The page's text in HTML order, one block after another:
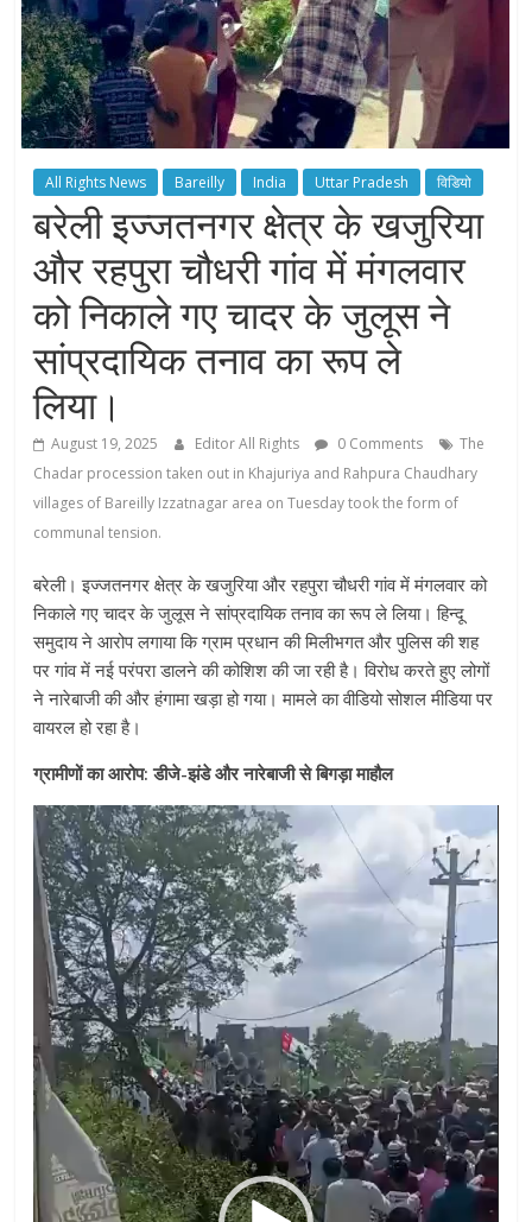
All Rights News Bareilly India Uttar Pradesh विडियो
बरेली इज्जतनगर क्षेत्र के खजुरिया
और रहपुरा चौधरी गांव में मंगलवार
को निकाले गए चादर के जुलूस ने
सांप्रदायिक तनाव का रूप ले
लिया।
August 19, 2025 Editor All Rights 0 Comments
The
Chadar procession taken out in Khajuriya and Rahpura Chaudhary
villages of Bareilly Izzatnagar area on Tuesday took the form of
communal tension.
बरेली। इज्जतनगर क्षेत्र के खजुरिया और रहपुरा चौधरी गांव में मंगलवार को
निकाले गए चादर के जुलूस ने सांप्रदायिक तनाव का रूप ले लिया। हिन्दू
समुदाय ने आरोप लगाया कि ग्राम प्रधान की मिलीभगत और पुलिस की शह
पर गांव में नई परंपरा डालने की कोशिश की जा रही है। विरोध करते हुए लोगों
ने नारेबाजी की और हंगामा खड़ा हो गया। मामले का वीडियो सोशल मीडिया पर
वायरल हो रहा है।
ग्रामीणों का आरोप: डीजे-झंडे और नारेबाजी से बिगड़ा माहौल
Video
Player